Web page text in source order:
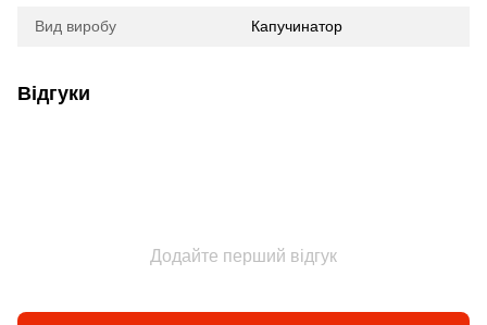
Вид виробу Капучинатор
Відгуки
Додайте перший відгук